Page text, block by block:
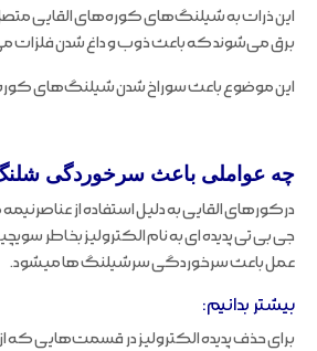
این ذرات به شیلنگ‌های کوره‌های القایی متصل
برق می‌شوند که باعث ذوب و داغ شدن فلزات
این موضوع باعث سوراخ شدن شیلنگ‌های
چه عواملی باعث سرخوردگی
درکورهای القایی به دلیل استفاده از
جی بی تی پدیده ای به نام الکترولیز بخاطر
عمل باعث سرخوردگی سرشیلنگ ها میشود.
بیشتر بدانیم:
برای حذف پدیده الکترولیز در قسمت‌هایی که